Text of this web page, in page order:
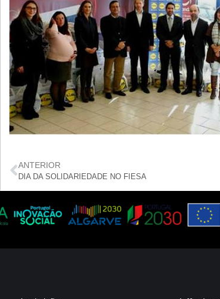
ANTERIOR
DIA DA SOLIDARIEDADE NO FIESA